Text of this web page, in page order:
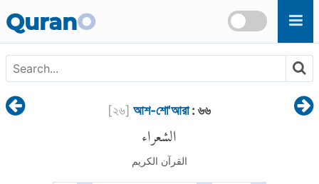
QuranO
[২৬] আশ-শো'আরা: ৬৬
الشعراء
القرآن الكريم